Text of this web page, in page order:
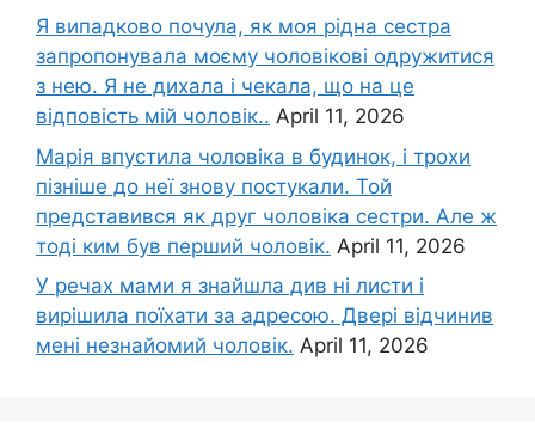
Я випадково почула, як моя рідна сестра
запропонувала моєму чоловікові одружитися
з нею. Я не дихала і чекала, що на це
відповість мій чоловік.. April 11, 2026
Марія впустила чоловіка в будинок, і трохи
пізніше до неї знову постукали. Той
представився як друг чоловіка сестри. Але ж
тоді ким був перший чоловік. April 11, 2026
У речах мами я знайшла див ні листи і
вирішила поїхати за адресою. Двері відчинив
мені незнайомий чоловік. April 11, 2026